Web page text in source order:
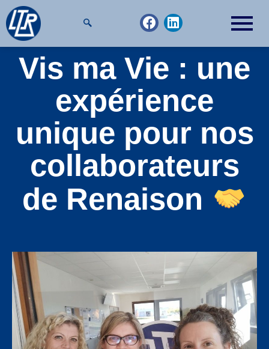
Aller
au
contenu
F
a
c
e
b
o
k
L
i
n
k
e
i
n
Vis ma Vie : une
expérience
unique pour nos
collaborateurs
de Renaison